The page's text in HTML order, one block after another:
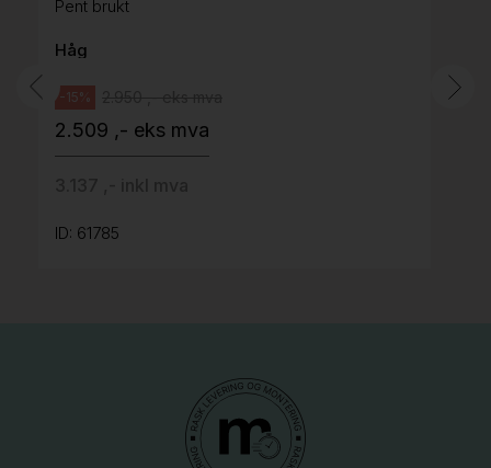
Pent brukt
Håg
-15%
2.509 ,- eks mva
ID: 61785